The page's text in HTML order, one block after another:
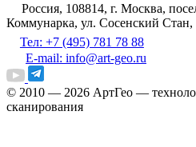
Россия, 108814, г. Москва,
Коммунарка, ул. Сосенский Стан,
Тел: +7 (495) 781 78 88
E-mail: info@art-geo.ru
© 2010 — 2026 АртГео —
сканирования